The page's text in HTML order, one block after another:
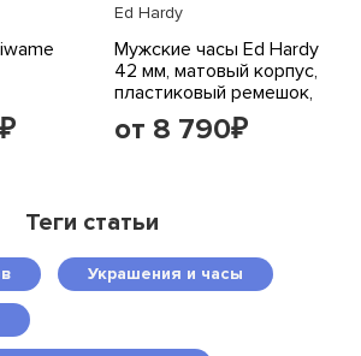
₽
Ed Hardy
Мужские часы Ed Hardy
42 мм, матовый корпус,
пластиковый ремешок,
черные
от 8 790₽
Теги статьи
Украшения и часы